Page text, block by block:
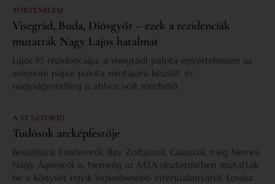
TÖRTÉNELEM
Visegrád, Buda, Diósgyőr – ezek a rezidenciák
mutatták Nagy Lajos hatalmát
Lajos fő rezidenciája, a visegrádi palota egyértelműen az
avignoni pápai palota mintájára készült, és
nagyságrendileg is ahhoz volt mérhető.
A TE SZTORID
Tudósok arcképfestője
Beszéltünk Einsteinről, Bay Zoltánról, Gaussról, még Nemes
Nagy Ágnesről is. Nemrég az MTA dísztermében mutatták
be a könyvét egyik legkedvesebb interjúalanyáról, Lovász